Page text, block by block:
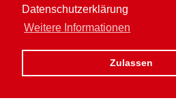
Datenschutzerklärung
Weitere Informationen
Zulassen